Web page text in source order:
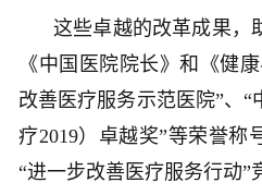
这些卓越的改革成果，
《中国医院院长》和《健
改善医疗服务示范医院”、
疗2019）卓越奖”等荣誉称
“进一步改善医疗服务行动”